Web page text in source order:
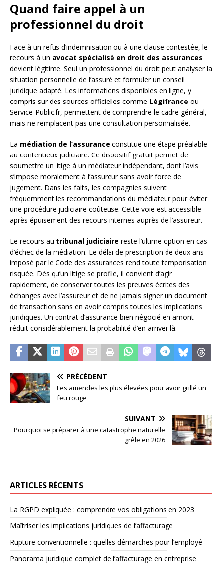
Quand faire appel à un
professionnel du droit
Face à un refus d’indemnisation ou à une clause contestée, le
recours à un avocat spécialisé en droit des assurances
devient légitime. Seul un professionnel du droit peut analyser la
situation personnelle de l’assuré et formuler un conseil
juridique adapté. Les informations disponibles en ligne, y
compris sur des sources officielles comme Légifrance ou
Service-Public.fr, permettent de comprendre le cadre général,
mais ne remplacent pas une consultation personnalisée.
La médiation de l’assurance constitue une étape préalable
au contentieux judiciaire. Ce dispositif gratuit permet de
soumettre un litige à un médiateur indépendant, dont l’avis
s’impose moralement à l’assureur sans avoir force de
jugement. Dans les faits, les compagnies suivent
fréquemment les recommandations du médiateur pour éviter
une procédure judiciaire coûteuse. Cette voie est accessible
après épuisement des recours internes auprès de l’assureur.
Le recours au tribunal judiciaire reste l’ultime option en cas
d’échec de la médiation. Le délai de prescription de deux ans
imposé par le Code des assurances rend toute temporisation
risquée. Dès qu’un litige se profile, il convient d’agir
rapidement, de conserver toutes les preuves écrites des
échanges avec l’assureur et de ne jamais signer un document
de transaction sans en avoir compris toutes les implications
juridiques. Un contrat d’assurance bien négocié en amont
réduit considérablement la probabilité d’en arriver là.
PRÉCÉDENT
Les amendes les plus élevées pour avoir grillé un
feu rouge
SUIVANT
Pourquoi se préparer à une catastrophe naturelle
grêle en 2026
ARTICLES RÉCENTS
La RGPD expliquée : comprendre vos obligations en 2023
Maîtriser les implications juridiques de l’affacturage
Rupture conventionnelle : quelles démarches pour l’employé
Panorama juridique complet de l’affacturage en entreprise